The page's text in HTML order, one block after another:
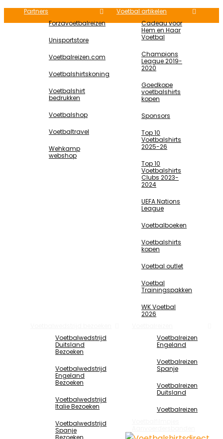
Partners
Forzavoetbalreizen
Unisportstore
Voetbalreizen.com
Voetbalshirtskoning
Voetbalshirt
bedrukken
Voetbalshop
Voetbaltravel
Wehkamp
webshop
Voetbal artikelen
Cadeau voor
Hem en Haar
Voetbal
Champions
League 2019-
2020
Goedkope
voetbalshirts
kopen
Sponsors
Top 10
Voetbalshirts
2025-26
Top 10
Voetbalshirts
Clubs 2023-
2024
UEFA Nations
League
Voetbalboeken
Voetbalshirts
kopen
Voetbal outlet
Voetbal
Trainingspakken
WK Voetbal
2026
Voetbalwedstrijd
Duitsland
Bezoeken
Voetbalwedstrijd
Engeland
Bezoeken
Voetbalwedstrijd
Italie Bezoeken
Voetbalwedstrijd
Spanje
Bezoeken
Voetbalreizen
Engeland
Voetbalreizen
Spanje
Voetbalreizen
Duitsland
Voetbalreizen